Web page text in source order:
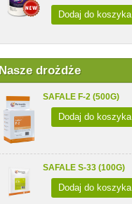
Dodaj do koszyka
Nasze drożdże
SAFALE F-2 (500G)
Dodaj do koszyka
SAFALE S-33 (100G)
Dodaj do koszyka